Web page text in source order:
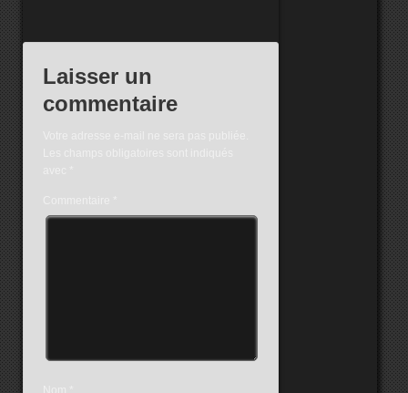
Laisser un
commentaire